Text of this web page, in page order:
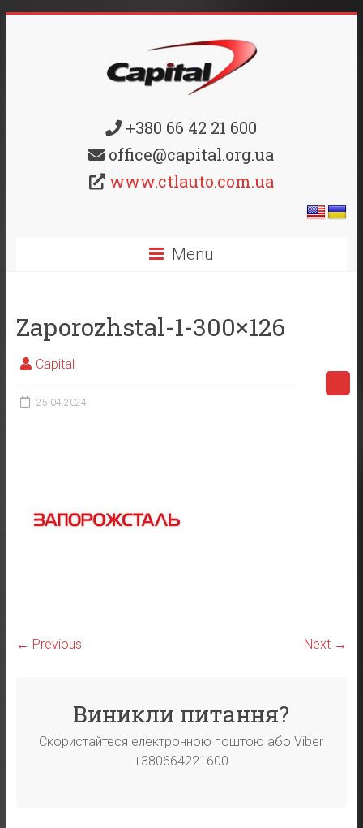
+380 66 42 21 600
office@capital.org.ua
www.ctlauto.com.ua
Menu
Zaporozhstal-1-300×126
Capital
25.04.2024
← Previous Next →
Виникли питання?
Скористайтеся електронною поштою або Viber
+380664221600